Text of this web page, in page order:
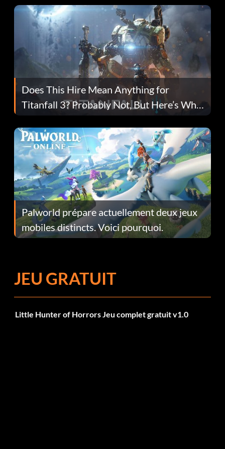
Does This Hire Mean Anything for
Titanfall 3? Probably Not, But Here’s Why
Fans Are Hopeful
Palworld prépare actuellement deux jeux
mobiles distincts. Voici pourquoi.
JEU GRATUIT
Little Hunter of Horrors Jeu complet gratuit v1.0